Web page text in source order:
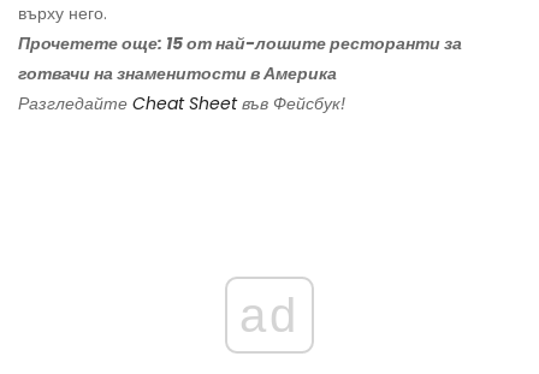
върху него.
Прочетете още: 15 от най-лошите ресторанти за
готвачи на знаменитости в Америка
Разгледайте Cheat Sheet във Фейсбук!
ad